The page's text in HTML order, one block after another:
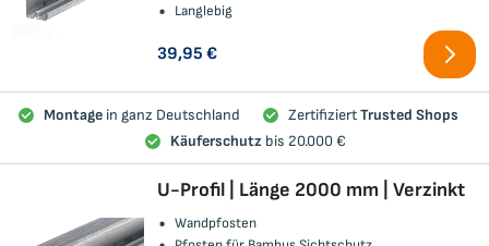
Langlebig
39,95 €
Montage in ganz Deutschland ZertifiziertTrusted Shops
Käuferschutzbis 20.000 €
U-Profil | Länge 2000 mm | Verzinkt
Wandpfosten